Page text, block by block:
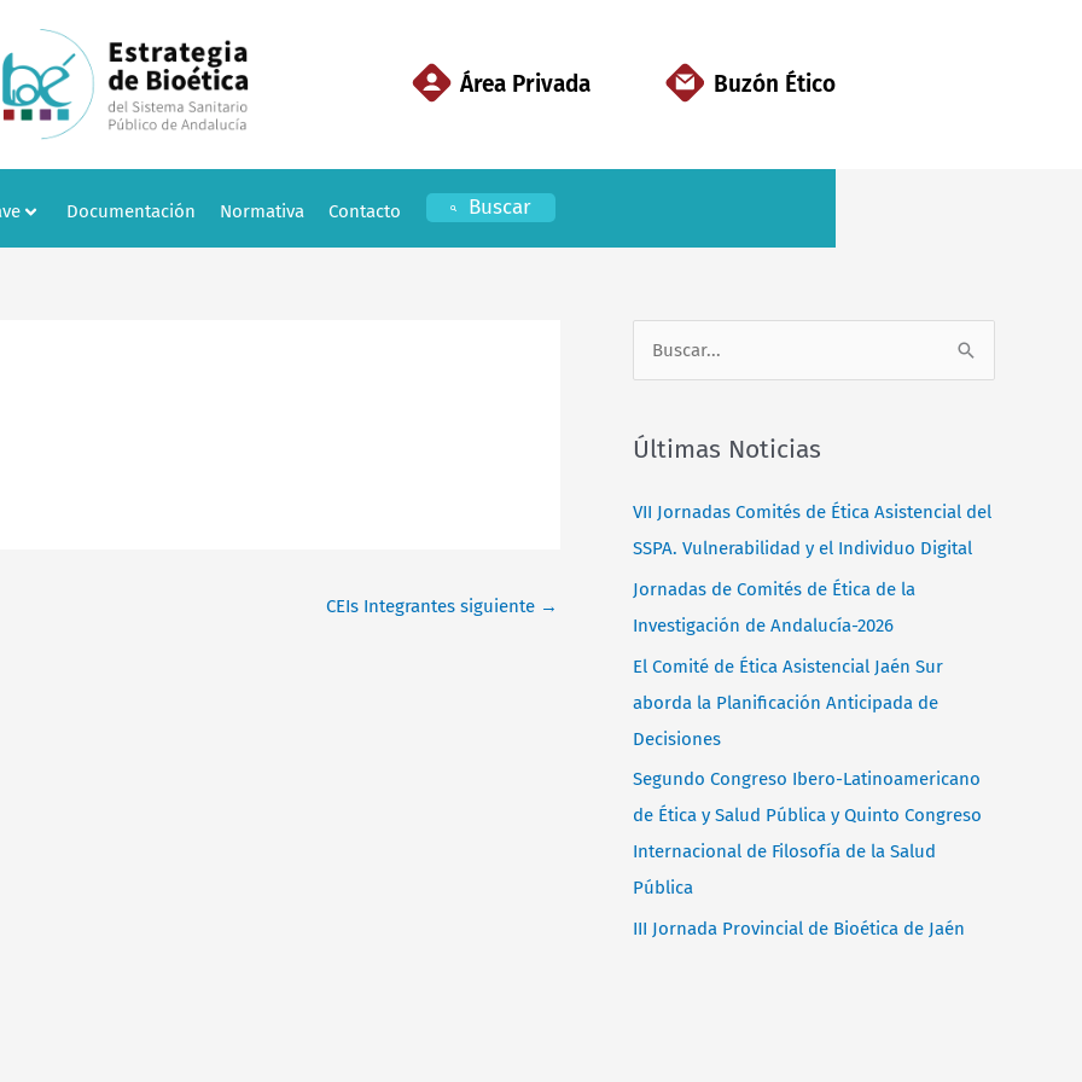
Área Privada Buzón Ético
Documentación Normativa Contacto Buscar
CEIs Integrantes siguiente →
c
a
r
Últimas Noticias
VII Jornadas Comités de Ética Asistencial del
SSPA. Vulnerabilidad y el Individuo Digital
Jornadas de Comités de Ética de la
Investigación de Andalucía-2026
El Comité de Ética Asistencial Jaén Sur
aborda la Planificación Anticipada de
Decisiones
Segundo Congreso Ibero-Latinoamericano
de Ética y Salud Pública y Quinto Congreso
Internacional de Filosofía de la Salud
Pública
III Jornada Provincial de Bioética de Jaén